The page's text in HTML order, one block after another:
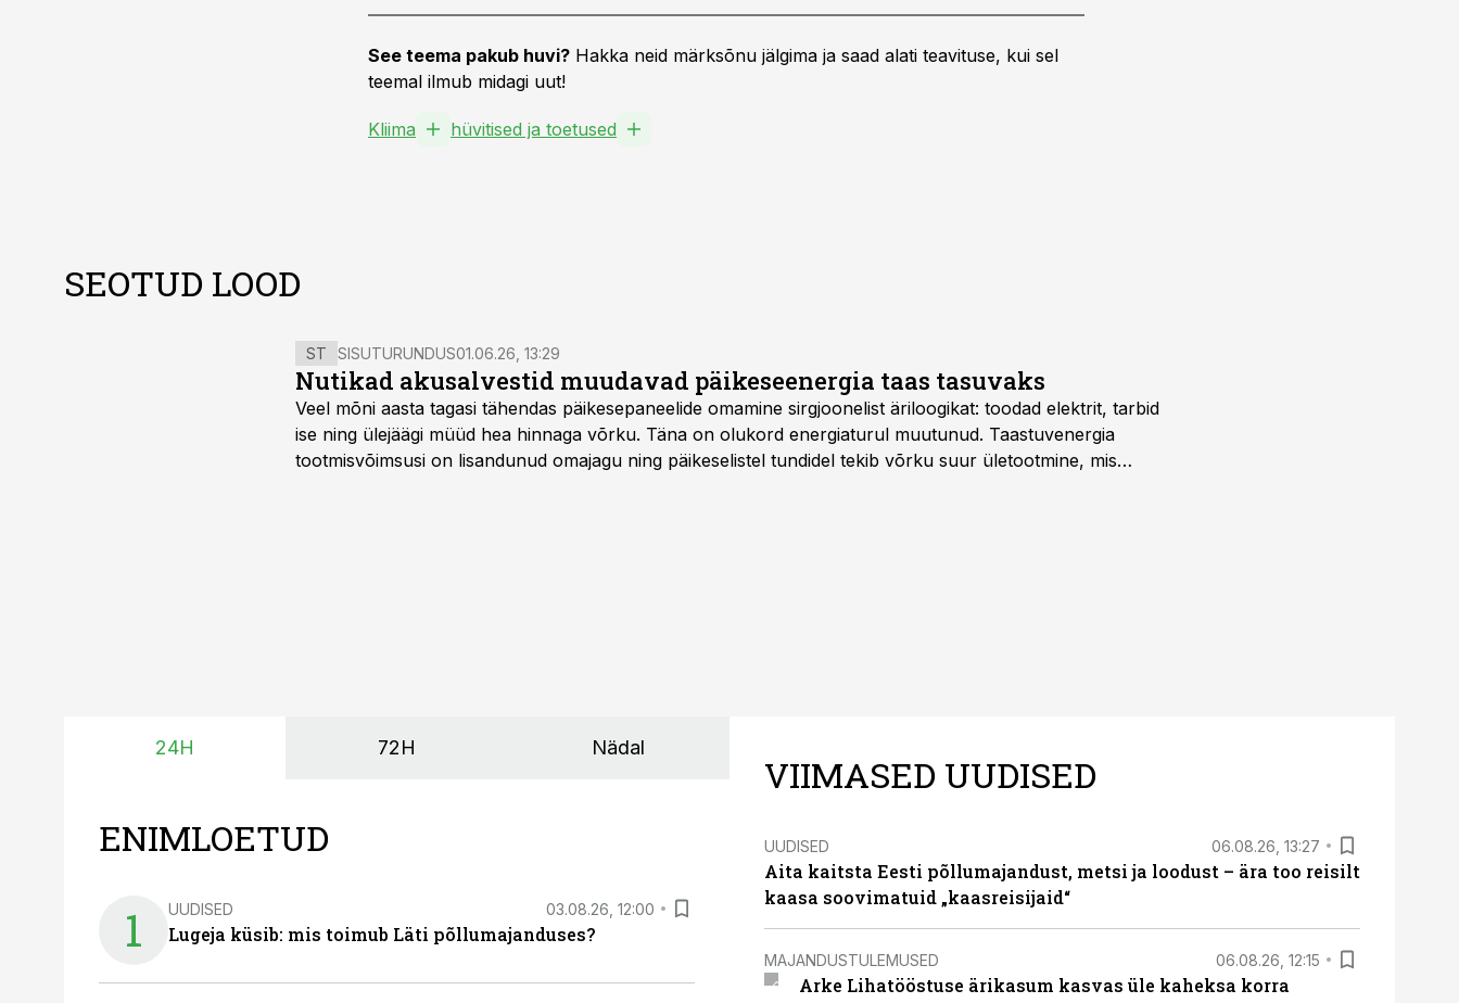
See teema pakub huvi? Hakka neid märksõnu jälgima ja saad alati teavituse, kui sel
teemal ilmub midagi uut!
Kliima hüvitised ja toetused
SEOTUD LOOD
ST SISUTURUNDUS01.06.26, 13:29
Nutikad akusalvestid muudavad päikeseenergia taas tasuvaks
Veel mõni aasta tagasi tähendas päikesepaneelide omamine sirgjoonelist äriloogikat: toodad elektrit, tarbid
ise ning ülejäägi müüd hea hinnaga võrku. Täna on olukord energiaturul muutunud. Taastuvenergia
tootmisvõimsusi on lisandunud omajagu ning päikeselistel tundidel tekib võrku suur ületootmine, mis
24H 72H Nädal
ENIMLOETUD
1 UUDISED 03.08.26, 12:00
Lugeja küsib: mis toimub Läti põllumajanduses?
VIIMASED UUDISED
UUDISED 06.08.26, 13:27
Aita kaitsta Eesti põllumajandust, metsi ja loodust – ära too reisilt
kaasa soovimatuid „kaasreisijaid“
MAJANDUSTULEMUSED 06.08.26, 12:15
Arke Lihatööstuse ärikasum kasvas üle kaheksa korra